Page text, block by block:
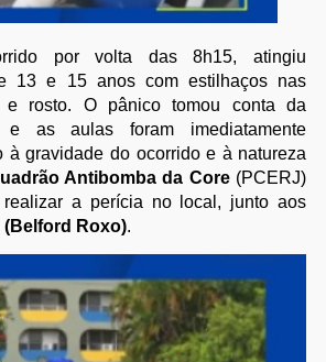
por volta das 8h15, atingiu
13 e 15 anos com estilhaços nas
e rosto. O pânico tomou conta da
e as aulas foram imediatamente
à gravidade do ocorrido e à natureza
Antibomba da Core(PCERJ)
a perícia no local, junto aos
(Belford Roxo).